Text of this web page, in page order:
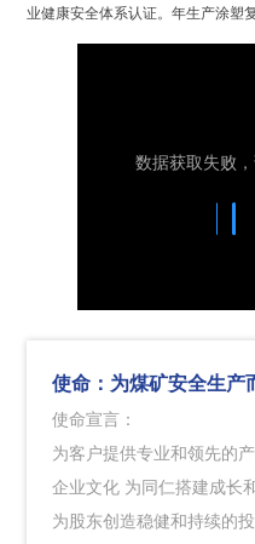
业健康安全体系认证。年生产涂塑
使命： 为煤矿安全生产
使命宣言：
为客户提供专业和领先的产
企业文化 为同仁搭建成长
为股东创造稳健和持续的投